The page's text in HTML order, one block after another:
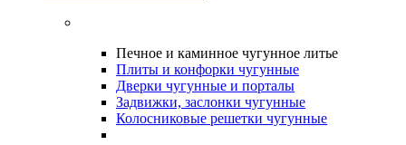
Печное и каминное чугунное литье
Плиты и конфорки чугунные
Дверки чугунные и порталы
Задвижки, заслонки чугунные
Колосниковые решетки чугунные